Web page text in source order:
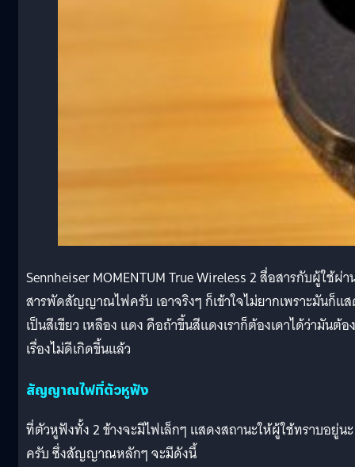
Sennheiser MOMENTUM True Wireless 2 สื่อสารกับผู้ใช้ผ่า
สารพัดสัญญาณไฟครับ เอาจริงๆ ก็เข้าใจไม่ยากเพราะมันก็แ
เป็นสีเขียว เหลือง แดง คือถ้าขึ้นสีแดงเราก็ต้องเดาได้ว่ามันต้อง
เรื่องไม่ดีเกิดขึ้นแล้ว
สัญญาณไฟที่ตัวหูฟัง
ที่ตัวหูฟังทั้ง 2 ข้างจะมีไฟเล็กๆ แสดงสถานะให้ผู้ใช้ทราบอยู่นะ
ครับ ซึ่งสัญญาณหลักๆ จะมีดังนี้